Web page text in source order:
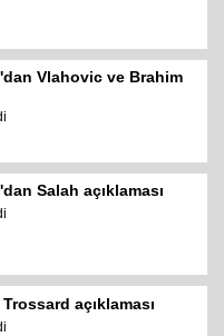
Vlahovic ve Brahim
Salah açıklaması
açıklaması